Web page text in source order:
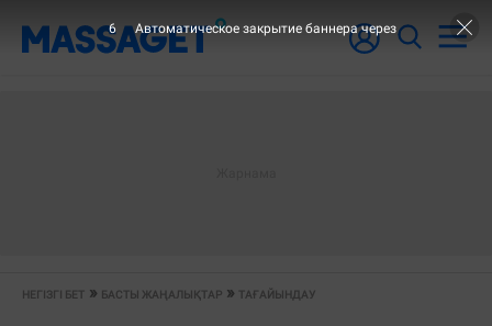
НЕГІЗГІ БЕТ БАСТЫ ЖАҢАЛЫҚТАР ТАҒАЙЫНДАУ
6 Автоматическое закрытие баннера через